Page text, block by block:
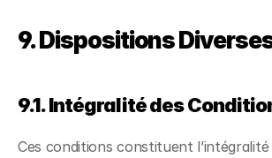
9. Dispositions
9.1. Intégralité des
Ces conditions constituent l’intégralité